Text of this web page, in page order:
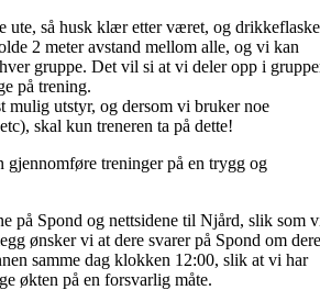
ute, så husk klær etter været, og
2 meter avstand mellom alle, og vi kan
gruppe. Det vil si at vi deler opp i
på trening.
mulig utstyr, og dersom vi bruker noe
skal kun treneren ta på dette!
treninger på en trygg og
på Spond og nettsidene til Njård, slik som
ønsker vi at dere svarer på Spond om dere
samme dag klokken 12:00, slik at vi har
økten på en forsvarlig måte.